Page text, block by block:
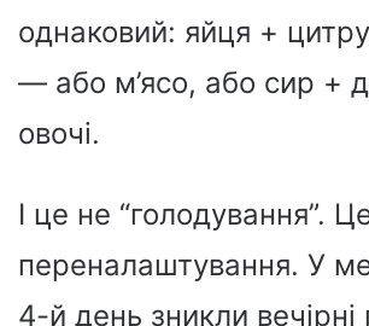
однаковий: яйця +
— або м’ясо, або сир +
овочі.
І це не “голодування”.
переналаштування. У
4-й день зникли вечірні